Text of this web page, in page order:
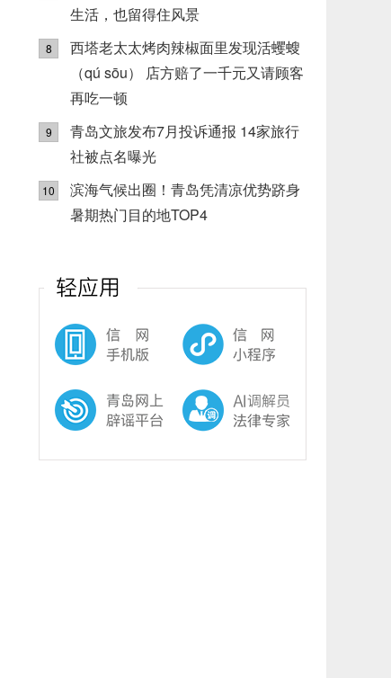
生活，也留得住风景
8
西塔老太太烤肉辣椒面里发现活蠼螋
（qú sōu） 店方赔了一千元又请顾客
再吃一顿
9
青岛文旅发布7月投诉通报 14家旅行
社被点名曝光
10
滨海气候出圈！青岛凭清凉优势跻身
暑期热门目的地TOP4